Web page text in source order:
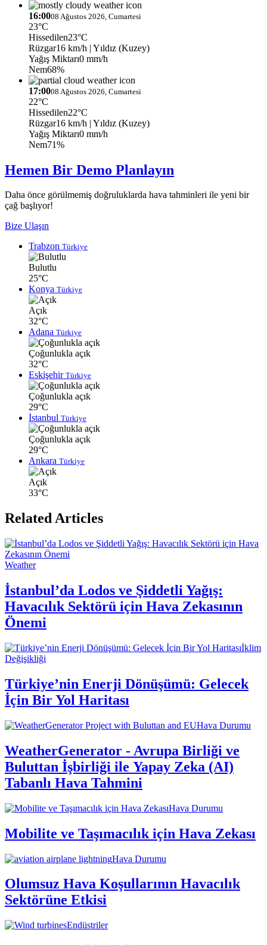
16:0008 Ağustos 2026, Cumartesi
23°C
Hissedilen23°C
Rüzgar16 km/h | Yıldız (Kuzey)
Yağış Miktarı0 mm/h
Nem68%
17:0008 Ağustos 2026, Cumartesi
22°C
Hissedilen22°C
Rüzgar16 km/h | Yıldız (Kuzey)
Yağış Miktarı0 mm/h
Nem71%
Hemen Bir Demo Planlayın
Daha önce görülmemiş doğruluklarda hava tahminleri ile yeni bir
çağ başlıyor!
Bize Ulaşın
Trabzon Türkiye
Bulutlu
25°C
Konya Türkiye
Açık
32°C
Adana Türkiye
Çoğunlukla açık
32°C
Eskişehir Türkiye
Çoğunlukla açık
29°C
İstanbul Türkiye
Çoğunlukla açık
29°C
Ankara Türkiye
Açık
33°C
Related Articles
Weather
İstanbul’da Lodos ve Şiddetli Yağış:
Havacılık Sektörü için Hava Zekasının
Önemi
İklim
Değişikliği
Türkiye’nin Enerji Dönüşümü: Gelecek
İçin Bir Yol Haritası
Hava Durumu
WeatherGenerator - Avrupa Birliği ve
Buluttan İşbirliği ile Yapay Zeka (AI)
Tabanlı Hava Tahmini
Hava Durumu
Mobilite ve Taşımacılık için Hava Zekası
Hava Durumu
Olumsuz Hava Koşullarının Havacılık
Sektörüne Etkisi
Endüstriler